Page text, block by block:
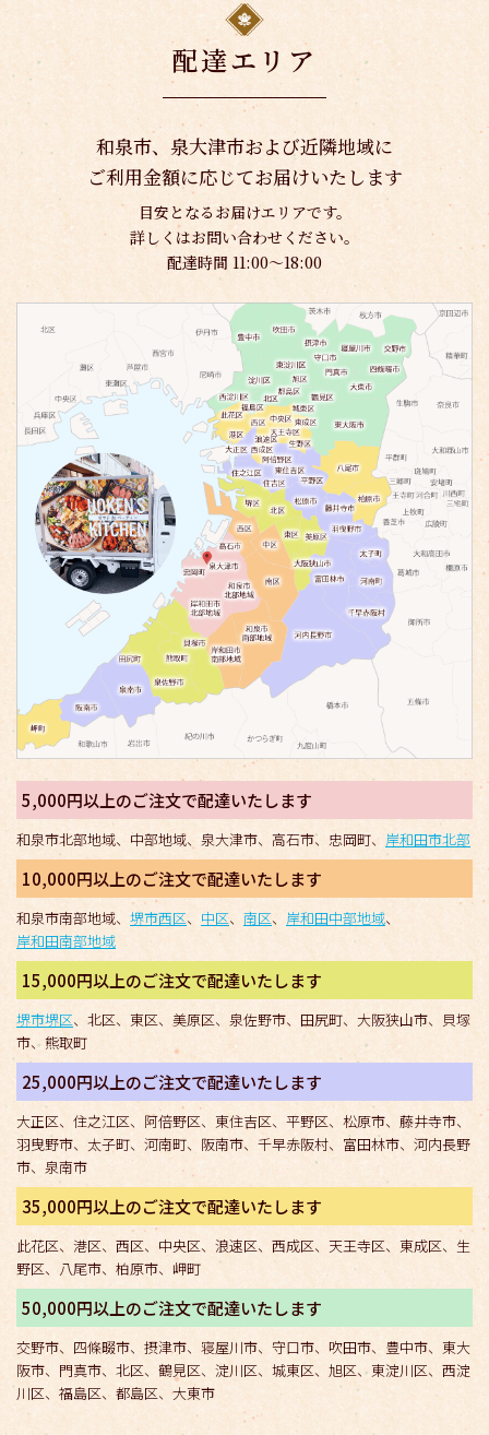
配達エリア
和泉市、泉大津市および近隣地域に
ご利用金額に応じてお届けいたします
目安となるお届けエリアです。
詳しくはお問い合わせください。
配達時間 11:00〜18:00
5,000円以上のご注文で配達いたします
和泉市北部地域、中部地域、泉大津市、高石市、忠岡町、 岸和田市北部
10,000円以上のご注文で配達いたします
和泉市南部地域、 堺市西区、 中区、 南区、 岸和田中部地域、
岸和田南部地域
15,000円以上のご注文で配達いたします
堺市堺区、北区、東区、美原区、泉佐野市、田尻町、大阪狭山市、貝塚
市、熊取町
25,000円以上のご注文で配達いたします
大正区、住之江区、阿倍野区、東住吉区、平野区、松原市、藤井寺市、
羽曳野市、太子町、河南町、阪南市、千早赤阪村、富田林市、河内長野
市、泉南市
35,000円以上のご注文で配達いたします
此花区、港区、西区、中央区、浪速区、西成区、天王寺区、東成区、生
野区、八尾市、柏原市、岬町
50,000円以上のご注文で配達いたします
交野市、四條畷市、摂津市、寝屋川市、守口市、吹田市、豊中市、東大
阪市、門真市、北区、鶴見区、淀川区、城東区、旭区、東淀川区、西淀
川区、福島区、都島区、大東市